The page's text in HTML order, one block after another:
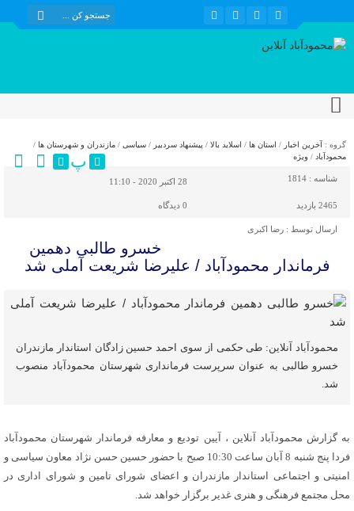
گروه : آخرین اخبار / استان ها / اسلاید بالا / پیشنهاد سردبیر / سیاسی / مازندران و شهرستان ها /
محمودآباد / ویژه پ
شناسه : 1814 28 اکتبر 2020 - 11:10
2465 بازدید 0 دیدگاه
ارسال توسط : رضا اکبری
خسرو طالبی دهمین
فرماندار محمودآباد / علیرضا شریعت آملی شد
محمودآباد آنلاین: طی حکمی از سوی احمد حسین زادگان استاندار مازندران
خسرو طالبی به عنوان سرپرست فرمانداری شهرستان محمودآباد منصوب
شد.
به گزارش محمودآباد آنلاین ، آیین تودیع و معارفه فرماندار شهرستان محمودآباد
فردا پنج شنبه 8 آبان ساعت 10:30 صبح با حضور حسین حسن نژاد معاون سیاسی و
امنیتی و اجتماعی استاندار مازندران و اعضای شورای تامین و شورای اداری در
محل مجتمع فرهنگی و هنری غدیر برگزار خواهد شد.